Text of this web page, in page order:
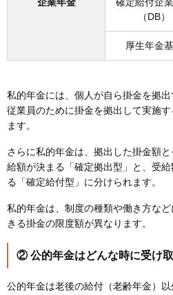
（DB）
厚生年金
私的年金には、個人が自ら掛金を拠
従業員のために掛金を拠出して実施
ます。
さらに私的年金は、拠出した掛金額
給額が決まる「確定拠出型」と、受
る「確定給付型」に分けられます。
私的年金は、制度の種類や働き方な
きる掛金の限度額が異なります。
② 公的年金はどんな時に受け
公的年金は老後の給付（老齢年金）